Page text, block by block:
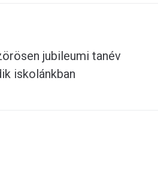
jubileumi tanév
iskolánkban